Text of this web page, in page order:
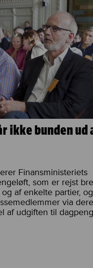
ikke bunden ud
Finansministeriets
som er rejst
af enkelte partier, og
via
af udgiften til